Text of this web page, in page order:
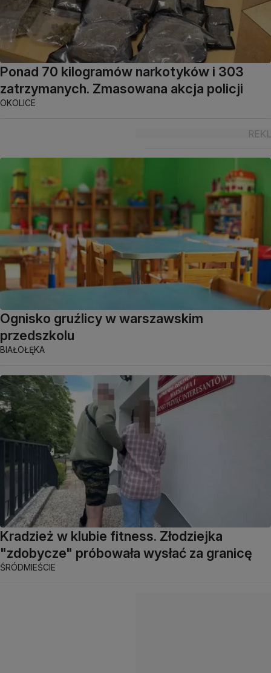
Ponad 70 kilogramów narkotyków i 303
zatrzymanych. Zmasowana akcja policji
OKOLICE
Ognisko gruźlicy w warszawskim
przedszkolu
BIAŁOŁĘKA
Kradzież w klubie fitness. Złodziejka
"zdobycze" próbowała wysłać za granicę
ŚRÓDMIEŚCIE